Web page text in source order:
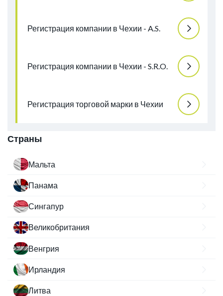
Регистрация компании в Чехии - A.S.
Регистрация компании в Чехии - S.R.O.
Регистрация торговой марки в Чехии
Страны
Мальта
Панама
Сингапур
Великобритания
Венгрия
Ирландия
Литва